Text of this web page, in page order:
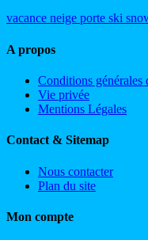
vacance neige porte ski
A propos
Conditions générales
Vie privée
Mentions Légales
Contact & Sitemap
Nous contacter
Plan du site
Mon compte